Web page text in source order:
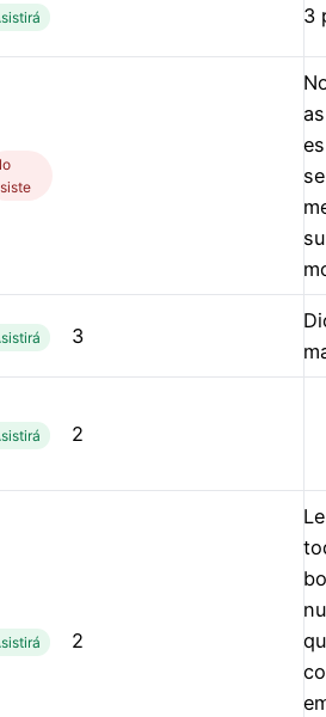
3
3
2
2